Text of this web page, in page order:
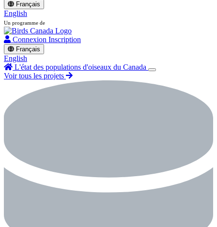
Français
English
Un programme de
Connexion Inscription
Français
English
L'état des populations d'oiseaux du Canada
Voir tous les projets